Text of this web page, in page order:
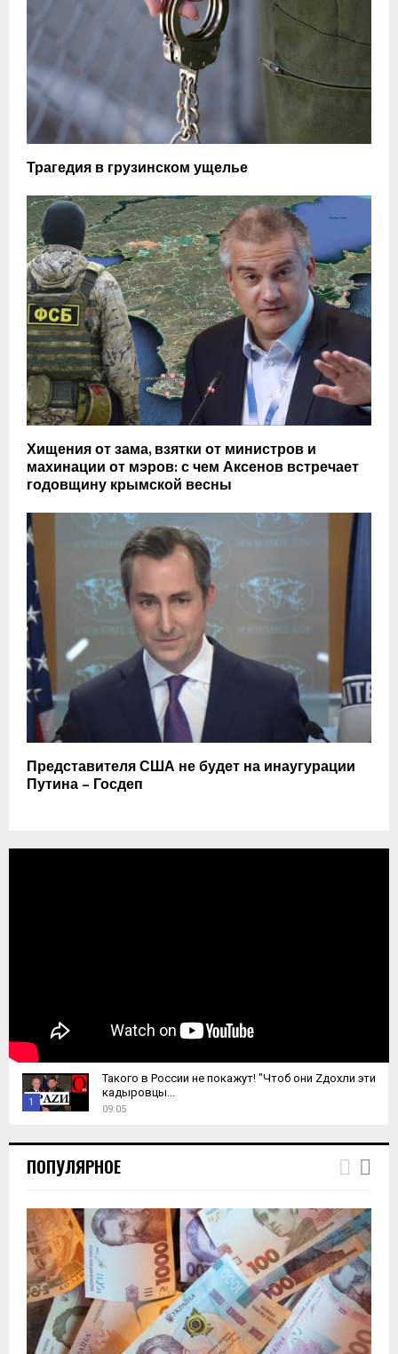
Трагедия в грузинском ущелье
Хищения от зама, взятки от министров и
махинации от мэров: с чем Аксенов встречает
годовщину крымской весны
Представителя США не будет на инаугурации
Путина – Госдеп
1
h
u
a
y
Такого в России не покажут! "Чтоб они Zдохли эти
кадыровцы...
09:05
ПОПУЛЯРНОЕ